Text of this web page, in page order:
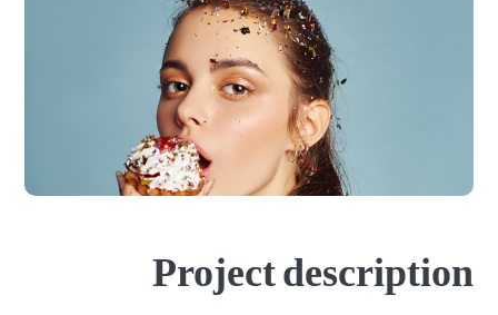
Project description